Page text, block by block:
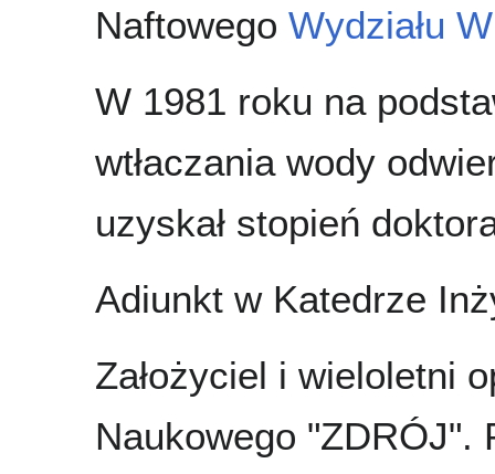
Naftowego Wydziału
W 1981 roku na
wtłaczania wody
uzyskał stopień
Adiunkt w Katedrze
Założyciel i wieloletni
Naukowego "ZDRÓJ".